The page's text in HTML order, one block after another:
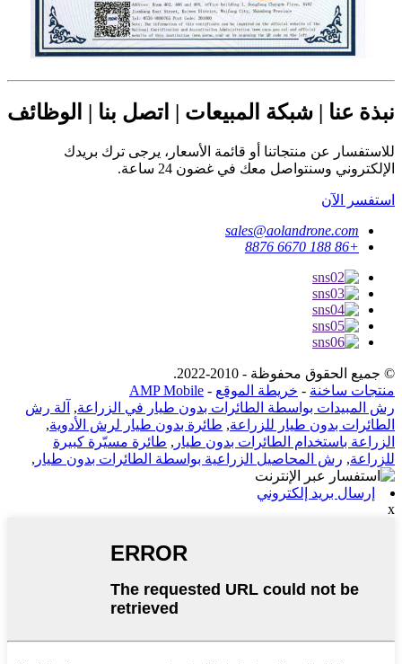
نبذة عنا | شبكة المبيعات | اتصل بنا | الوظائف
للاستفسار عن منتجاتنا أو قائمة الأسعار، يرجى ترك بريدك
الإلكتروني وسنتواصل معك في غضون 24 ساعة.
استفسر الآن
sales@aolandrone.com
+86 188 6670 8876
© جميع الحقوق محفوظة - 2010-2022.
منتجات ساخنة - خريطة الموقع -
AMP Mobile
رش المبيدات بواسطة الطائرات بدون طيار في الزراعة, آلة رش
الطائرات بدون طيار للزراعة, طائرة بدون طيار لرش الأدوية,
الزراعة باستخدام الطائرات بدون طيار , طائرة مسيّرة كبيرة
للزراعة, رش المحاصيل الزراعية بواسطة الطائرات بدون طيار ,
إرسال بريد إلكتروني
x